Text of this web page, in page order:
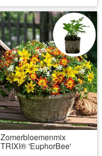
Zomerbloemenmix
TRIXI® 'EuphorBee'